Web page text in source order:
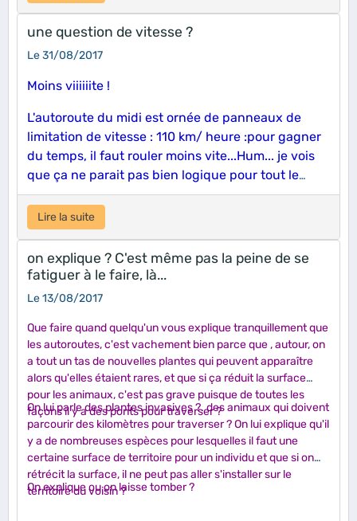
une question de vitesse ?
Le 31/08/2017
Moins viiiiiite !
L'autoroute du midi est ornée de panneaux de
limitation de vitesse : 110 km/ heure :pour gagner
du temps, il faut rouler moins vite...Hum... je vois
que ça ne parait pas bien logique pour tout le
monde, là... et pourtant c'est la meilleure solution
pour éviter les bouchons ! Et si on commençait par
abaisser la vitesse à 70 km/h sur le
contournement et sur les routes départementales,
avant de projeter une autoroute ?
Lire la suite
on explique ? C'est même pas la peine de se
fatiguer à le faire, là...
Le 13/08/2017
Que faire quand quelqu'un vous explique tranquillement que
les autoroutes, c'est vachement bien parce que , autour, on
a tout un tas de nouvelles plantes qui peuvent apparaître
alors qu'elles étaient rares, et que si ça réduit la surface
pour les animaux, c'est pas grave puisque de toutes les
façons il y a des ponts pour traverser ?
On lui parle des plantes invasives ?. des animaux qui doivent
parcourir des kilomètres pour traverser ? On lui explique qu'il
y a de nombreuses espèces pour lesquelles il faut une
certaine surface de territoire pour un individu et que si on
rétrécit la surface, il ne peut pas aller s'installer sur le
territoire du voisin ?
On explique ou on laisse tomber ?